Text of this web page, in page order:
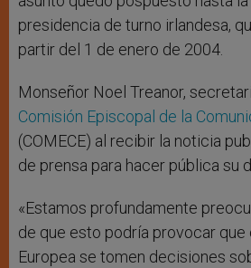
presidencia de turno irlandesa,
partir del 1 de enero de 2004.
Monseñor Noel Treanor,
Comisión Episcopal de la
(COMECE) al recibir la noticia
de prensa para hacer pública su
«Estamos profundamente
de que esto podría provocar que
Europea se tomen decisiones